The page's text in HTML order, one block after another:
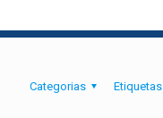
Categorias Etiquetas